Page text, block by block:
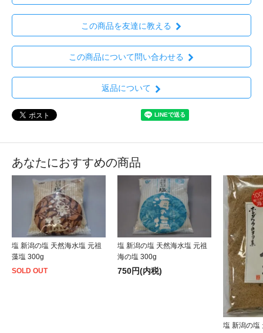
この商品を友達に教える
この商品について問い合わせる
返品について
あなたにおすすめの商品
塩 新潟の塩 天然海水塩 元祖
藻塩 300g
SOLD OUT
塩 新潟の塩 天然海水塩 元祖
海の塩 300g
750円(内税)
塩 新潟の塩